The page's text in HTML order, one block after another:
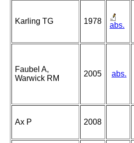
Karling TG 1978 abs.
Faubel A,
Warwick RM
2005 abs.
Ax P 2008